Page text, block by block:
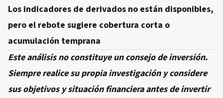
Los indicadores de derivados no están disponibles,
pero el rebote sugiere cobertura corta o
acumulación temprana
Este análisis no constituye un consejo de inversión.
Siempre realice su propia investigación y considere
sus objetivos y situación financiera antes de invertir